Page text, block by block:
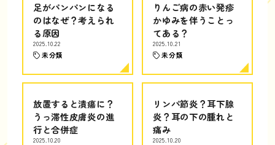
足がパンパンになる
のはなぜ？考えられ
る原因
2025.10.22
未分類
りんご病の赤い発疹
かゆみを伴うことっ
てある？
2025.10.21
未分類
放置すると潰瘍に？
うっ滞性皮膚炎の進
行と合併症
2025.10.20
リンパ節炎？耳下腺
炎？耳の下の腫れと
痛み
2025.10.20